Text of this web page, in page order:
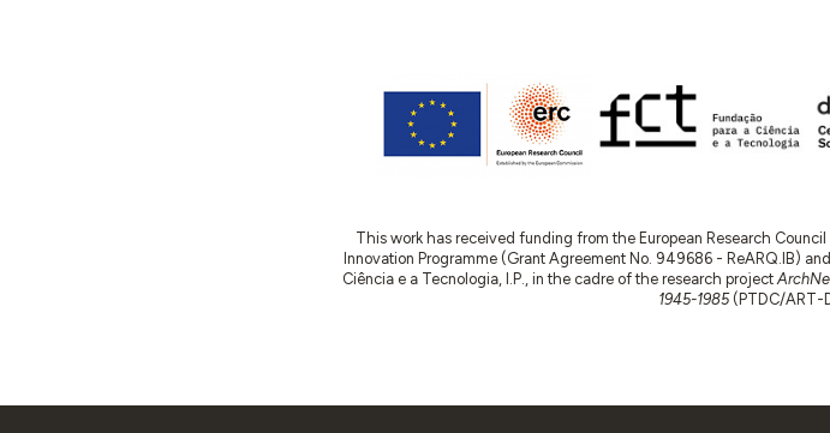
This work has received funding from the European Research
Innovation Programme (Grant Agreement No. 949686 - ReARQ.IB)
Ciência e a Tecnologia, I.P., in the cadre of the research project
1945-1985(PTDC/ART-